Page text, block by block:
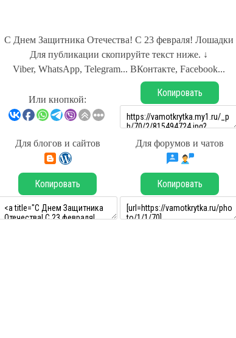
С Днем Защитника Отечества! С 23 февраля! Лошадки
Для публикации скопируйте текст ниже. ↓
Viber, WhatsApp, Telegram... ВКонтакте, Facebook...
Или кнопкой:
Копировать
Для блогов и сайтов Для форумов и чатов
Копировать Копировать